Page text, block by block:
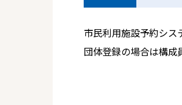
市民利用施設予約シス
団体登録の場合は構成